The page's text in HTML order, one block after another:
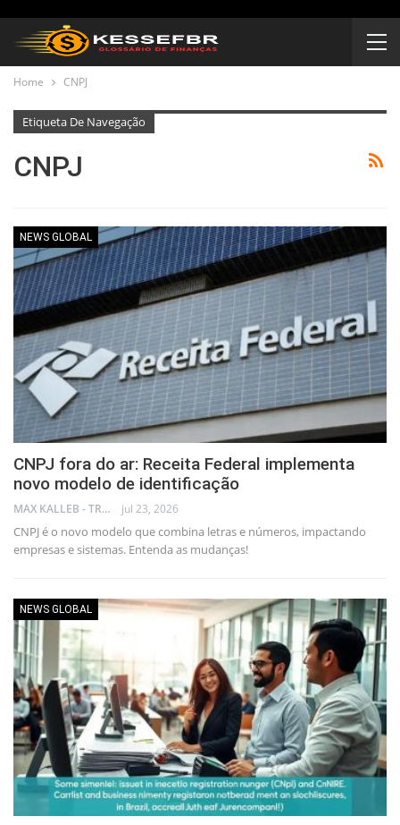
Home CNPJ
Etiqueta De Navegação
CNPJ
NEWS GLOBAL
CNPJ fora do ar: Receita Federal implementa
novo modelo de identificação
MAX KALLEB - TRADER jul 23, 2026
CNPJ é o novo modelo que combina letras e números, impactando
empresas e sistemas. Entenda as mudanças!
NEWS GLOBAL